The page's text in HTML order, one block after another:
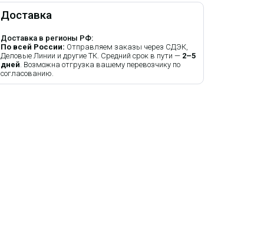
Доставка
Доставка в регионы РФ:
По всей России: Отправляем заказы через СДЭК,
Деловые Линии и другие ТК. Средний срок в пути — 2–5
дней. Возможна отгрузка вашему перевозчику по
согласованию.